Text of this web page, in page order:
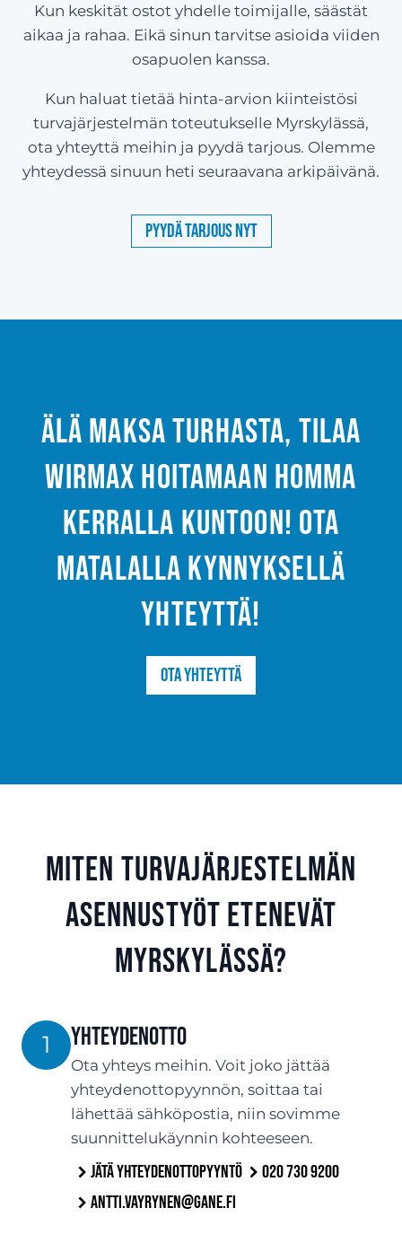
Kun keskität ostot yhdelle toimijalle, säästät
aikaa ja rahaa. Eikä sinun tarvitse asioida viiden
osapuolen kanssa.
Kun haluat tietää hinta-arvion kiinteistösi
turvajärjestelmän toteutukselle Myrskylässä,
ota yhteyttä meihin ja pyydä tarjous. Olemme
yhteydessä sinuun heti seuraavana arkipäivänä.
Pyydä tarjous nyt
Älä maksa turhasta, tilaa
Wirmax hoitamaan homma
kerralla kuntoon! Ota
matalalla kynnyksellä
yhteyttä!
Ota yhteyttä
Miten turvajärjestelmän
asennustyöt etenevät
Myrskylässä?
1 Yhteydenotto
Ota yhteys meihin. Voit joko jättää
yhteydenottopyynnön, soittaa tai
lähettää sähköpostia, niin sovimme
suunnittelukäynnin kohteeseen.
Jätä yhteydenottopyyntö
020 730 9200
antti.vayrynen@gane.fi